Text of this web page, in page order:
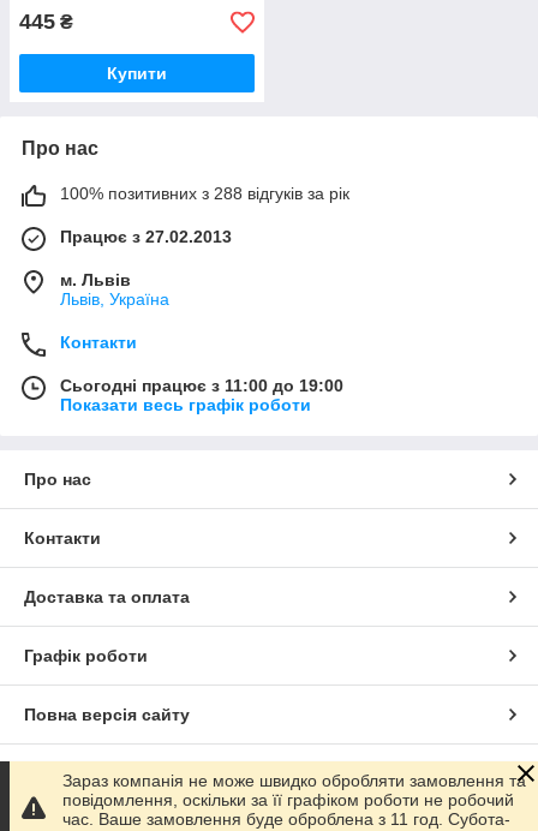
445 ₴
Купити
Про нас
100% позитивних з 288 відгуків за рік
Працює з 27.02.2013
м. Львів
Львів, Україна
Контакти
Сьогодні працює з 11:00 до 19:00
Показати весь графік роботи
Про нас
Контакти
Доставка та оплата
Графік роботи
Повна версія сайту
Сайт створено на маркетплейсіProm.ua
Зараз компанія не може швидко обробляти замовлення та
повідомлення, оскільки за її графіком роботи не робочий
час. Ваше замовлення буде оброблена з 11 год. Субота-